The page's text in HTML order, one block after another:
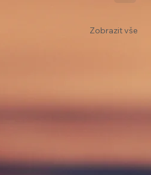
Zobrazit vše